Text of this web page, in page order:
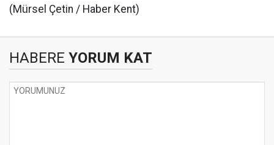
(Mürsel Çetin / Haber Kent)
HABERE YORUM KAT